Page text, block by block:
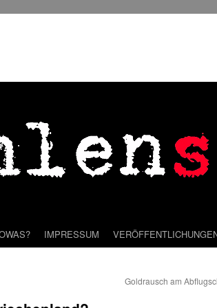
IMPRESSUM
Goldrausch am